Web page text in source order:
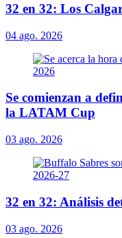
32 en 32: Los
04 ago. 2026
Se comienzan a
la LATAM Cup
03 ago. 2026
32 en 32: Análisis
03 ago. 2026